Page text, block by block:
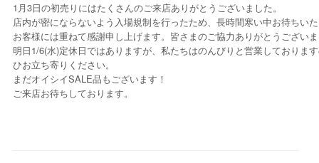
1月3日の初売りにはたくさんのご来店ありがとうございました。
店内が密にならないよう入場規制を行ったため、長時間寒い中お待ちい
お客様には重ねて感謝申し上げます。皆さまのご協力ありがとうござい
明日1/6(水)定休日ではありますが、私たちはのんびりと営業しておりま
ひお立ち寄りください。
まだオイシイSALE品もございます！
ご来店お待ちしております。